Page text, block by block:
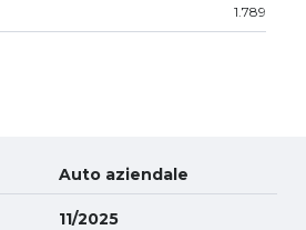
1.789
Auto aziendale
11/2025